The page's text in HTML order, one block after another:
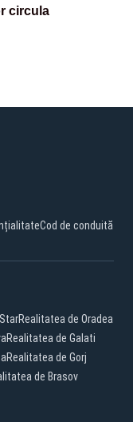
circula
Cod de conduită
Realitatea de Oradea
Realitatea de Galati
Realitatea de Gorj
de Brasov